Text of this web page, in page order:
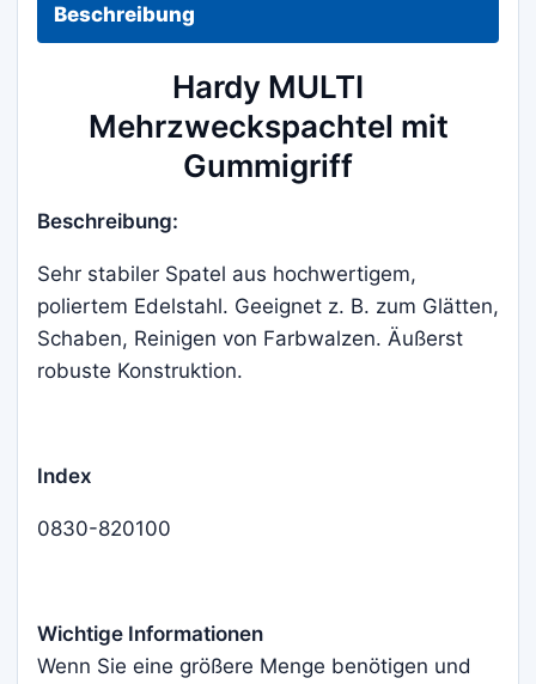
Beschreibung
Hardy MULTI
Mehrzweckspachtel mit
Gummigriff
Beschreibung:
Sehr stabiler Spatel aus hochwertigem,
poliertem Edelstahl. Geeignet z. B. zum Glätten,
Schaben, Reinigen von Farbwalzen. Äußerst
robuste Konstruktion.
Index
0830-820100
Wichtige Informationen
Wenn Sie eine größere Menge benötigen und